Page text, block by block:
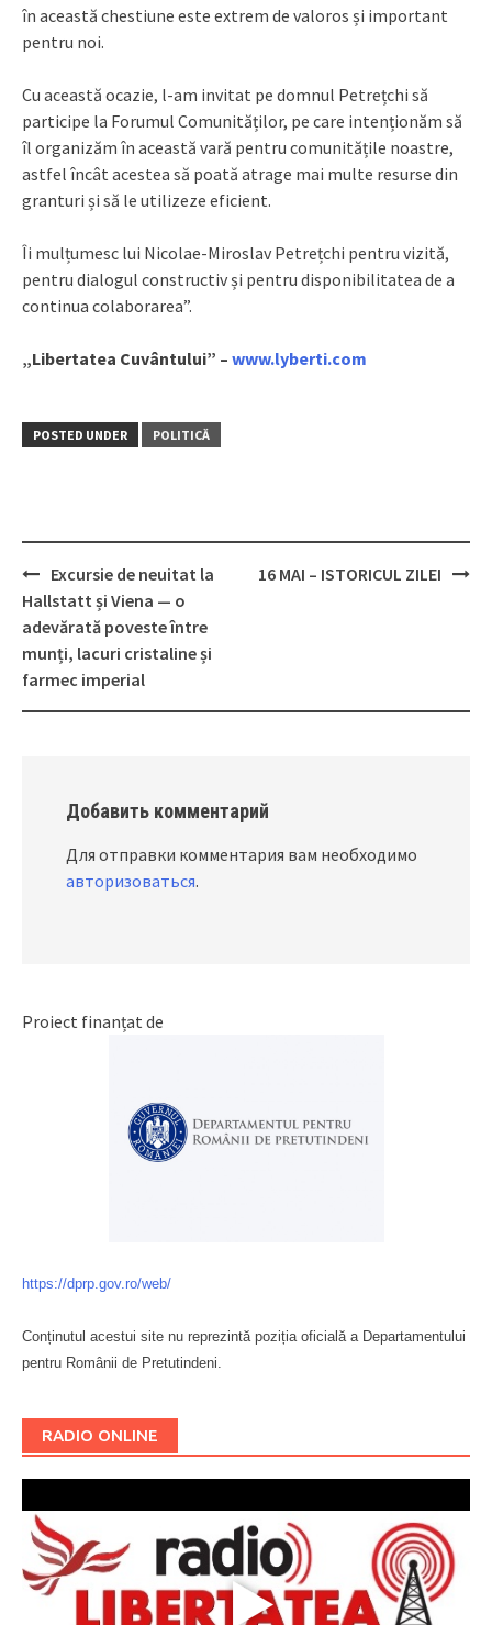
în această chestiune este extrem de valoros și important
pentru noi.
Cu această ocazie, l-am invitat pe domnul Petrețchi să
participe la Forumul Comunităților, pe care intenționăm să
îl organizăm în această vară pentru comunitățile noastre,
astfel încât acestea să poată atrage mai multe resurse din
granturi și să le utilizeze eficient.
Îi mulțumesc lui Nicolae-Miroslav Petrețchi pentru vizită,
pentru dialogul constructiv și pentru disponibilitatea de a
continua colaborarea”.
„Libertatea Cuvântului” – www.lyberti.com
POSTED UNDER POLITICĂ
Post
navigation
Excursie de neuitat la
Hallstatt și Viena — o
adevărată poveste între
munți, lacuri cristaline și
farmec imperial
16 MAI – ISTORICUL ZILEI
Добавить комментарий
Для отправки комментария вам необходимо
авторизоваться.
Proiect finanțat de
https://dprp.gov.ro/web/
Conținutul acestui site nu reprezintă poziția oficială a Departamentului
pentru Românii de Pretutindeni.
RADIO ONLINE